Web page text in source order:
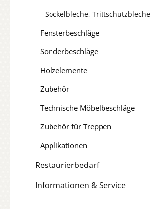
Sockelbleche, Trittschutzbleche
Fensterbeschläge
Sonderbeschläge
Holzelemente
Zubehör
Technische Möbelbeschläge
Zubehör für Treppen
Applikationen
Restaurierbedarf
Informationen & Service